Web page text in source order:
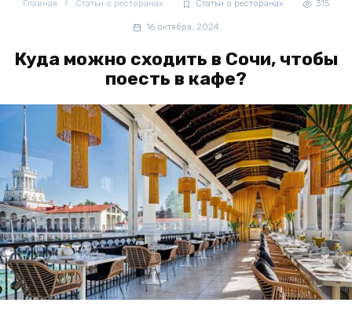
Главная Статьи о ресторанах Статьи о ресторанах 315
16 октября, 2024
Куда можно сходить в Сочи, чтобы
поесть в кафе?